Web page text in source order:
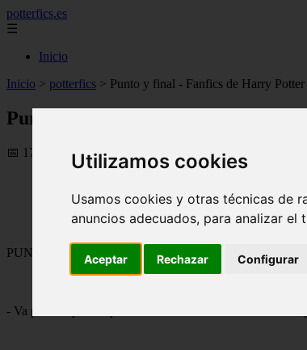
Utilizamos cookies
Usamos cookies y otras técnicas de
anuncios adecuados, para analizar
Aceptar Rechazar Configurar
potterfics.es
☰
Inicio
Inicio > potterfics > Punto y final - Fanfics de Harry Potter
Punto y final - Fanfics de Harry
📅 17/08/2025
PUNTO Y FINAL
- Va perdida por los pasillos como si estuviera vacía- me